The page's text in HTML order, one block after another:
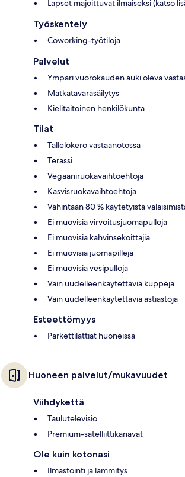
Lapset majoittuvat ilmaiseksi (katso
Työskentely
Coworking-työtiloja
Palvelut
Ympäri vuorokauden auki oleva
Matkatavarasäilytys
Kielitaitoinen henkilökunta
Tilat
Tallelokero vastaanotossa
Terassi
Vegaaniruokavaihtoehtoja
Kasvisruokavaihtoehtoja
Vähintään 80 % käytetyistä
Ei muovisia virvoitusjuomapulloja
Ei muovisia kahvinsekoittajia
Ei muovisia juomapillejä
Ei muovisia vesipulloja
Vain uudelleenkäytettäviä kuppeja
Vain uudelleenkäytettäviä astiastoja
Esteettömyys
Parkettilattiat huoneissa
Huoneen palvelut/mukavuudet
Viihdykettä
Taulutelevisio
Premium-satelliittikanavat
Ole kuin kotonasi
Ilmastointi ja lämmitys